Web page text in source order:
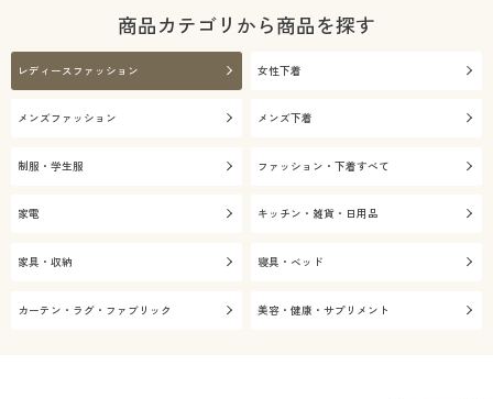
商品カテゴリから商品を探す
レディースファッション 女性下着
メンズファッション メンズ下着
制服・学生服 ファッション・下着すべて
家電 キッチン・雑貨・日用品
家具・収納 寝具・ベッド
カーテン・ラグ・ファブリック 美容・健康・サプリメント